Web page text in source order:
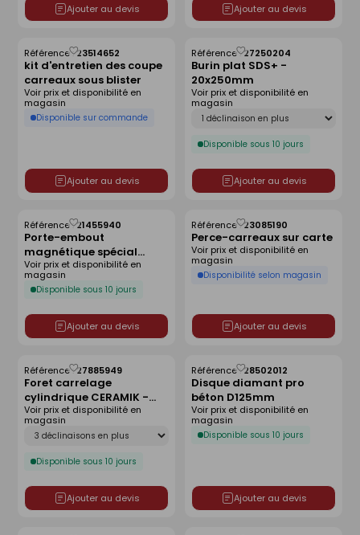
Ajouter au devis Ajouter au devis
kit d'entretien des coupe
carreaux sous blister
Référence :23514652
Disponible sur commande
Voir prix et disponibilité en
magasin
Ajouter au devis
Enregistrer
comme
liste
Burin plat SDS+ -
20x250mm
Référence :27250204
Déclinaison
Disponible sous 10 jours
Voir prix et disponibilité en
magasin
Ajouter au devis
Enregistrer
comme
liste
Porte-embout
magnétique spécial
placo hexagonal - 60mm
Référence :21455940
Disponible sous 10 jours
Voir prix et disponibilité en
magasin
Ajouter au devis
Enregistrer
comme
liste
Perce-carreaux sur carte
Référence :23085190
Disponibilité selon magasin
Voir prix et disponibilité en
magasin
Ajouter au devis
Enregistrer
comme
liste
Foret carrelage
cylindrique CERAMIK -
6x100mm
Référence :27885949
Déclinaison
Disponible sous 10 jours
Voir prix et disponibilité en
magasin
Ajouter au devis
Enregistrer
comme
liste
Disque diamant pro
béton D125mm
Référence :28502012
Disponible sous 10 jours
Voir prix et disponibilité en
magasin
Ajouter au devis
Enregistrer
comme
liste